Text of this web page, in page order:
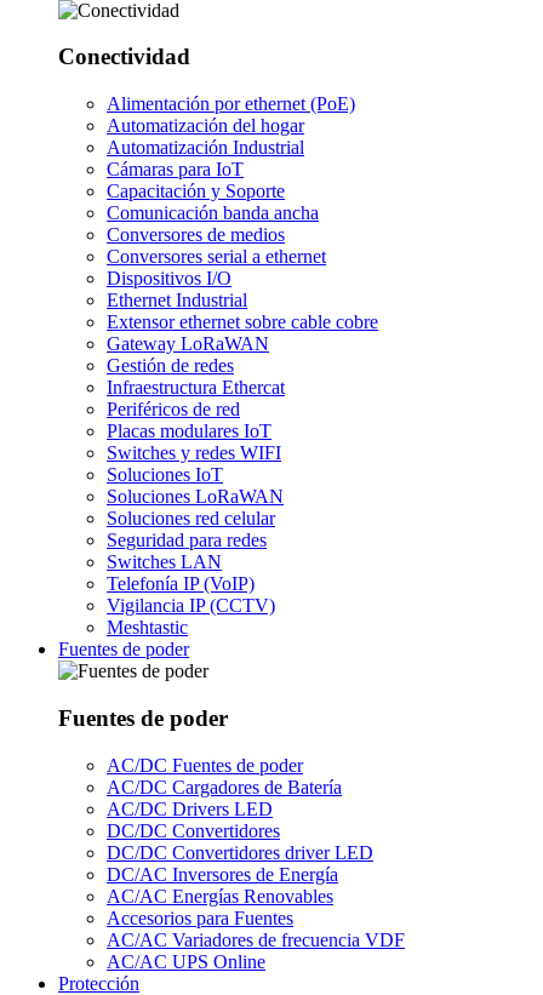
Conectividad
Alimentación por ethernet (PoE)
Automatización del hogar
Automatización Industrial
Cámaras para IoT
Capacitación y Soporte
Comunicación banda ancha
Conversores de medios
Conversores serial a ethernet
Dispositivos I/O
Ethernet Industrial
Extensor ethernet sobre cable cobre
Gateway LoRaWAN
Gestión de redes
Infraestructura Ethercat
Periféricos de red
Placas modulares IoT
Switches y redes WIFI
Soluciones IoT
Soluciones LoRaWAN
Soluciones red celular
Seguridad para redes
Switches LAN
Telefonía IP (VoIP)
Vigilancia IP (CCTV)
Meshtastic
Fuentes de poder
Fuentes de poder
AC/DC Fuentes de poder
AC/DC Cargadores de Batería
AC/DC Drivers LED
DC/DC Convertidores
DC/DC Convertidores driver LED
DC/AC Inversores de Energía
AC/AC Energías Renovables
Accesorios para Fuentes
AC/AC Variadores de frecuencia VDF
AC/AC UPS Online
Protección